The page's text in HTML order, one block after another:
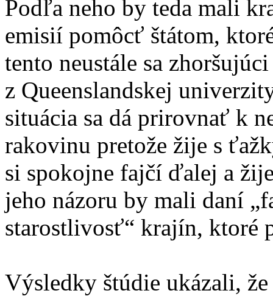
Podľa neho by teda mali
emisií pomôcť štátom,
tento neustále sa
z Queenslandskej
situácia sa dá prirovnať k
rakovinu pretože žije s
si spokojne fajčí ďalej a
jeho názoru by mali daní
starostlivosť“ krajín, ktoré
Výsledky štúdie ukázali,